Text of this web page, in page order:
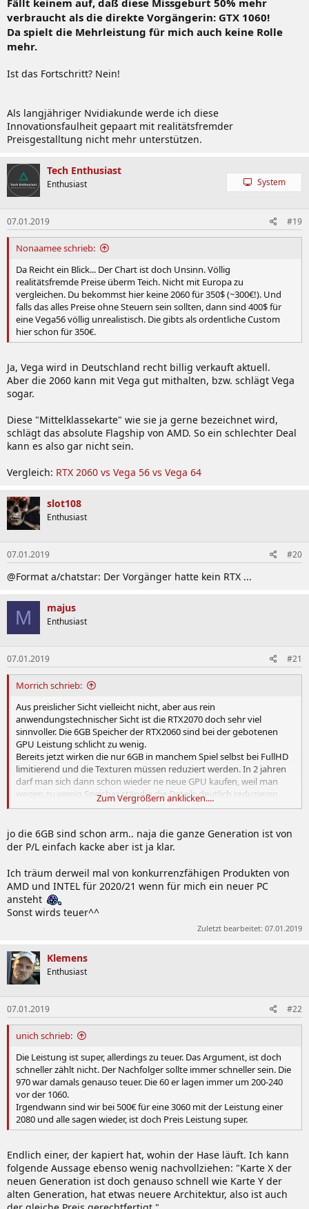
Fällt keinem auf, daß diese Missgeburt 50% mehr
verbraucht als die direkte Vorgängerin: GTX 1060!
Da spielt die Mehrleistung für mich auch keine Rolle
mehr.
Ist das Fortschritt? Nein!
Als langjähriger Nvidiakunde werde ich diese
Innovationsfaulheit gepaart mit realitätsfremder
Preisgestalltung nicht mehr unterstützen.
Tech Enthusiast
Enthusiast System
07.01.2019 #19
Nonaamee schrieb:
Da Reicht ein Blick... Der Chart ist doch Unsinn. Völlig
realitätsfremde Preise überm Teich. Nicht mit Europa zu
vergleichen. Du bekommst hier keine 2060 für 350$ (~300€!). Und
falls das alles Preise ohne Steuern sein sollten, dann sind 400$ für
eine Vega56 völlig unrealistisch. Die gibts als ordentliche Custom
hier schon für 350€.
Ja, Vega wird in Deutschland recht billig verkauft aktuell.
Aber die 2060 kann mit Vega gut mithalten, bzw. schlägt Vega
sogar.
Diese "Mittelklassekarte" wie sie ja gerne bezeichnet wird,
schlägt das absolute Flagship von AMD. So ein schlechter Deal
kann es also gar nicht sein.
Vergleich: RTX 2060 vs Vega 56 vs Vega 64
slot108
Enthusiast
07.01.2019 #20
@Format a/chatstar: Der Vorgänger hatte kein RTX ...
M majus
Enthusiast
07.01.2019 #21
Morrich schrieb:
Aus preislicher Sicht vielleicht nicht, aber aus rein
anwendungstechnischer Sicht ist die RTX2070 doch sehr viel
sinnvoller. Die 6GB Speicher der RTX2060 sind bei der gebotenen
GPU Leistung schlicht zu wenig.
Bereits jetzt wirken die nur 6GB in manchem Spiel selbst bei FullHD
limitierend und die Texturen müssen reduziert werden. In 2 jahren
darf man sich dann schon wieder ne neue GPU kaufen, weil man
wegen zu wenig Speicher ständig die Details deutlich reduzieren
muss.
Zum Vergrößern anklicken....
jo die 6GB sind schon arm.. naja die ganze Generation ist von
der P/L einfach kacke aber ist ja klar.
Ich träum derweil mal von konkurrenzfähigen Produkten von
AMD und INTEL für 2020/21 wenn für mich ein neuer PC
ansteht
Sonst wirds teuer^^
Zuletzt bearbeitet: 07.01.2019
Klemens
Enthusiast
07.01.2019 #22
unich schrieb:
Die Leistung ist super, allerdings zu teuer. Das Argument, ist doch
schneller zählt nicht. Der Nachfolger sollte immer schneller sein. Die
970 war damals genauso teuer. Die 60 er lagen immer um 200-240
vor der 1060.
Irgendwann sind wir bei 500€ für eine 3060 mit der Leistung einer
2080 und alle sagen wieder, ist doch Preis Leistung super.
Endlich einer, der kapiert hat, wohin der Hase läuft. Ich kann
folgende Aussage ebenso wenig nachvollziehen: "Karte X der
neuen Generation ist doch genauso schnell wie Karte Y der
alten Generation, hat etwas neuere Architektur, also ist auch